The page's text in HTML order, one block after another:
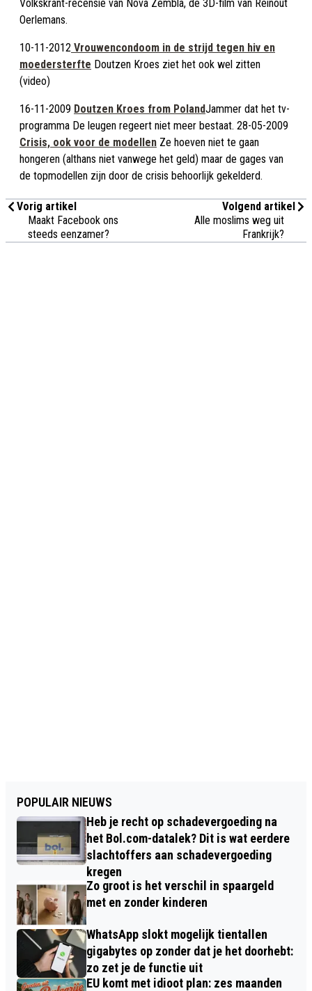
Volkskrant-recensie van Nova Zembla, de 3D-film van Reinout
Oerlemans.
10-11-2012 Vrouwencondoom in de strijd tegen hiv en
moedersterfte Doutzen Kroes ziet het ook wel zitten
(video)
16-11-2009 Doutzen Kroes from PolandJammer dat het tv-
programma De leugen regeert niet meer bestaat. 28-05-2009
Crisis, ook voor de modellen Ze hoeven niet te gaan
hongeren (althans niet vanwege het geld) maar de gages van
de topmodellen zijn door de crisis behoorlijk gekelderd.
Vorig artikel
Maakt Facebook ons
steeds eenzamer?
Volgend artikel
Alle moslims weg uit
Frankrijk?
POPULAIR NIEUWS
Heb je recht op schadevergoeding na
het Bol.com-datalek? Dit is wat eerdere
slachtoffers aan schadevergoeding
kregen
Zo groot is het verschil in spaargeld
met en zonder kinderen
WhatsApp slokt mogelijk tientallen
gigabytes op zonder dat je het doorhebt:
zo zet je de functie uit
EU komt met idioot plan: zes maanden